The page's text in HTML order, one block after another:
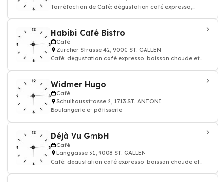
Torréfaction de Café: dégustation café expresso,
Habibi Café Bistro
Café
Zürcher Strasse 42, 9000 ST. GALLEN
Café: dégustation café expresso, boisson chaude et
Widmer Hugo
Café
Schulhausstrasse 2, 1713 ST. ANTONI
Boulangerie et pâtisserie
Déjà Vu GmbH
Café
Langgasse 31, 9008 ST. GALLEN
Café: dégustation café expresso, boisson chaude et